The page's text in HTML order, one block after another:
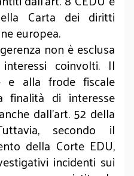
Carta dei diritti
europea.
non è esclusa
coinvolti. Il
e alla frode fiscale
finalità di interesse
dall'art. 52 della
secondo il
della Corte EDU,
incidenti sui